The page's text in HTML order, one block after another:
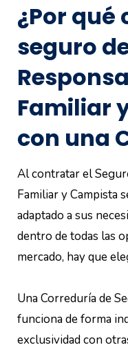
¿Por
seguro
Familiar
con una
Al contratar el
Familiar y Campista
adaptado a sus
dentro de todas las
mercado, hay que
Una Correduría de
funciona de forma
exclusividad con